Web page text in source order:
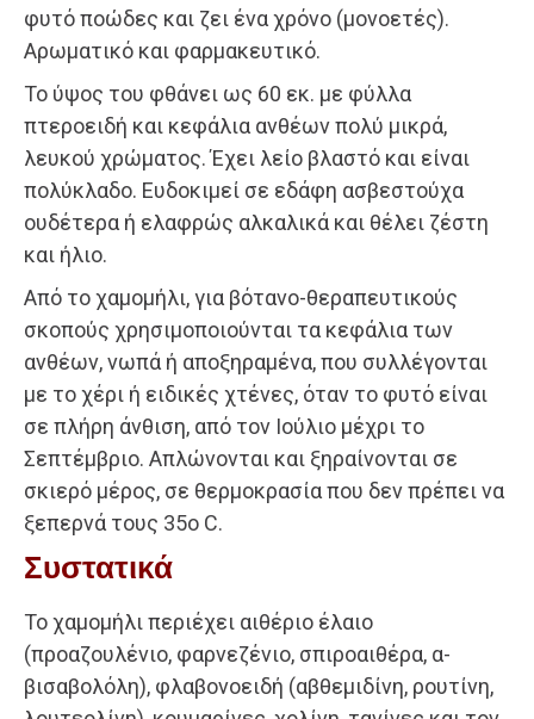
φυτό ποώδες και ζει ένα χρόνο (μονοετές).
Αρωματικό και φαρμακευτικό.
Το ύψος του φθάνει ως 60 εκ. με φύλλα
πτεροειδή και κεφάλια ανθέων πολύ μικρά,
λευκού χρώματος. Έχει λείο βλαστό και είναι
πολύκλαδο. Ευδοκιμεί σε εδάφη ασβεστούχα
ουδέτερα ή ελαφρώς αλκαλικά και θέλει ζέστη
και ήλιο.
Από το χαμομήλι, για βότανο-θεραπευτικούς
σκοπούς χρησιμοποιούνται τα κεφάλια των
ανθέων, νωπά ή αποξηραμένα, που συλλέγονται
με το χέρι ή ειδικές χτένες, όταν το φυτό είναι
σε πλήρη άνθιση, από τον Ιούλιο μέχρι το
Σεπτέμβριο. Απλώνονται και ξηραίνονται σε
σκιερό μέρος, σε θερμοκρασία που δεν πρέπει να
ξεπερνά τους 35ο C.
Συστατικά
Το χαμομήλι περιέχει αιθέριο έλαιο
(προαζουλένιο, φαρνεζένιο, σπιροαιθέρα, α-
βισαβολόλη), φλαβονοειδή (αβθεμιδίνη, ρουτίνη,